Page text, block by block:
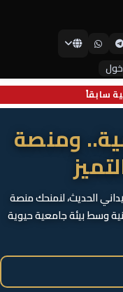
سابقاً
ومنصة
الحديث، لنمنحك منصة
وسط بيئة جامعية حيوية